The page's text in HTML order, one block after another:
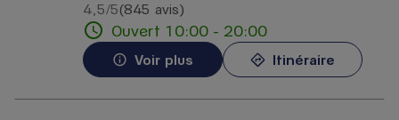
4,5/5 Note de 4.5 sur 5
(845 avis)
Ouvert 10:00 - 20:00
Voir plus Itinéraire